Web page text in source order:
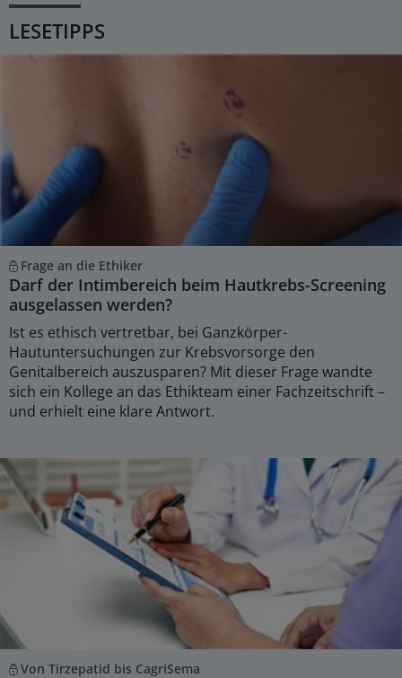
LESETIPPS
Frage an die Ethiker
Darf der Intimbereich beim Hautkrebs-Screening
ausgelassen werden?
Ist es ethisch vertretbar, bei Ganzkörper-
Hautuntersuchungen zur Krebsvorsorge den
Genitalbereich auszusparen? Mit dieser Frage wandte
sich ein Kollege an das Ethikteam einer Fachzeitschrift –
und erhielt eine klare Antwort.
Von Tirzepatid bis CagriSema